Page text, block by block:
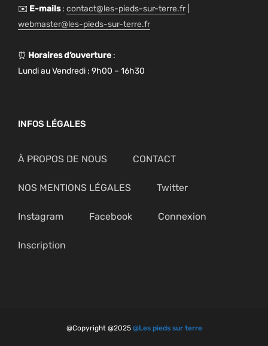
✉️ E-mails: contact@les-pieds-sur-terre.fr
webmaster@les-pieds-sur-terre.fr
⏰ Horaires d’ouverture :
Lundi au Vendredi : 9h00 – 16h30
INFOS LÉGALES
À PROPOS DE NOUS CONTACT
NOS MENTIONS LÉGALES Twitter
Instagram Facebook Connexion
Inscription
@Copyright @2025 @Les pieds sur terre